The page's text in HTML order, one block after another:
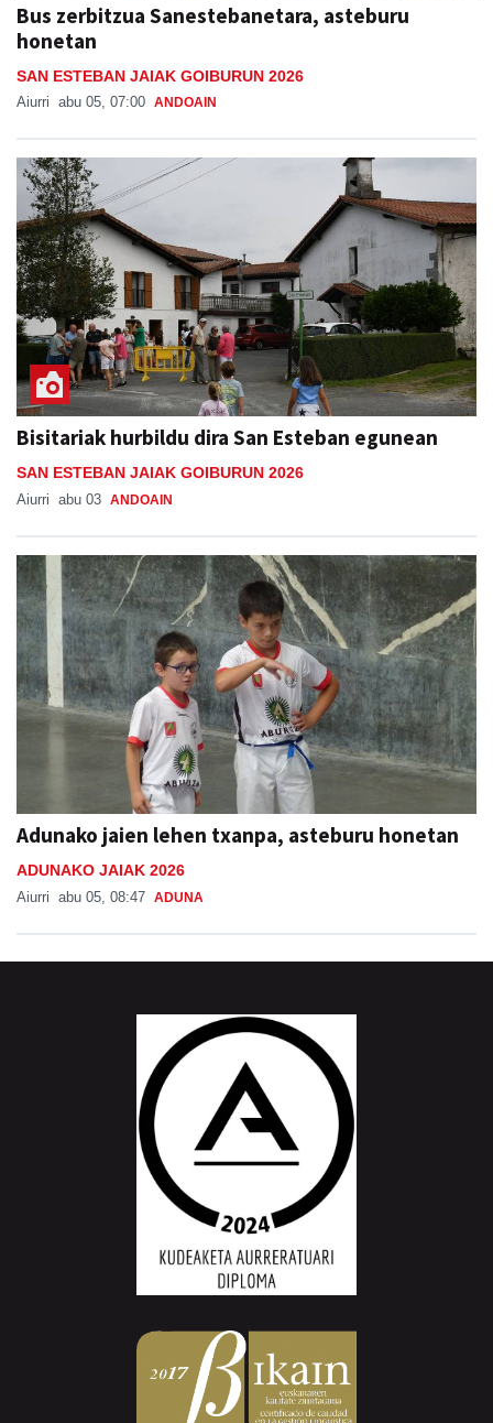
Bus zerbitzua Sanestebanetara, asteburu
honetan
SAN ESTEBAN JAIAK GOIBURUN 2026
Aiurri abu 05, 07:00 ANDOAIN
Bisitariak hurbildu dira San Esteban egunean
SAN ESTEBAN JAIAK GOIBURUN 2026
Aiurri abu 03 ANDOAIN
Adunako jaien lehen txanpa, asteburu honetan
ADUNAKO JAIAK 2026
Aiurri abu 05, 08:47 ADUNA